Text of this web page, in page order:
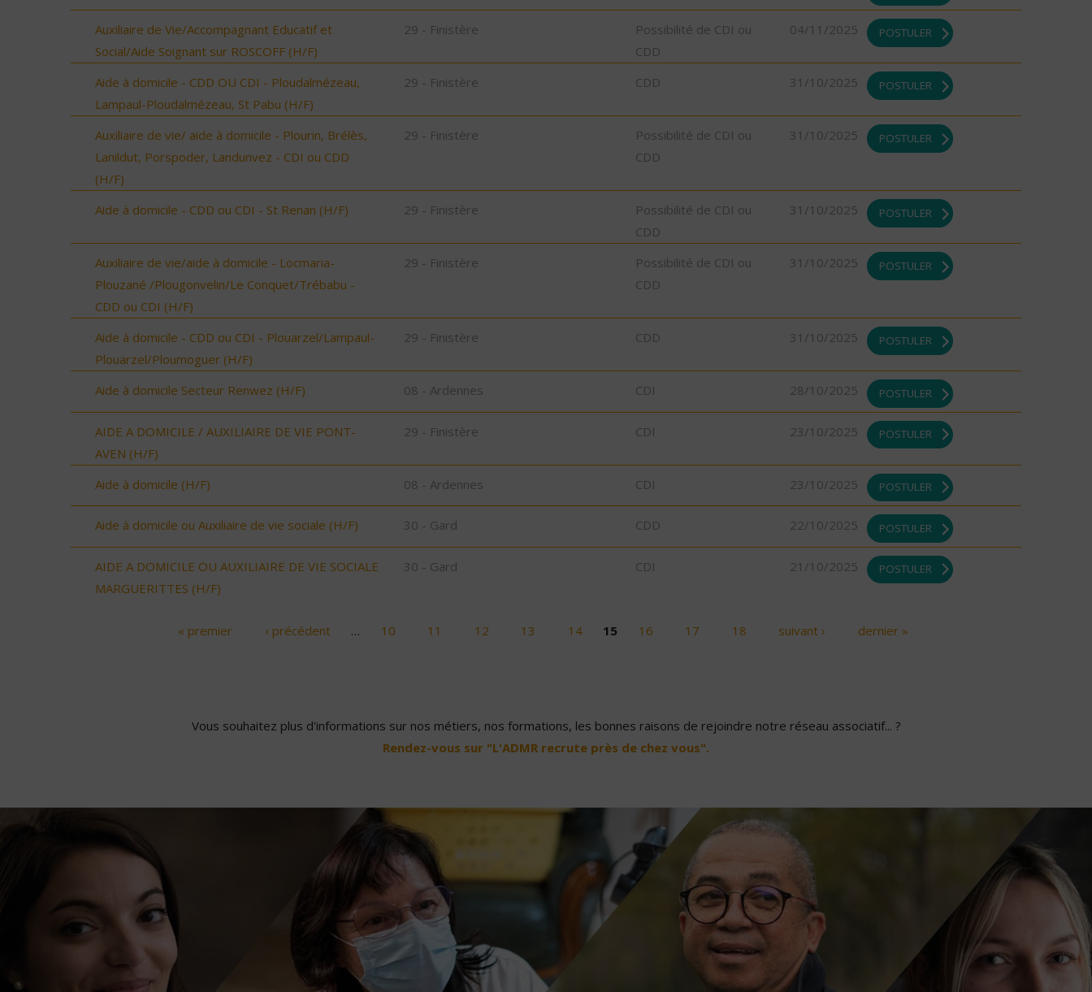
Auxiliaire de Vie/Accompagnant Educatif et
Social/Aide Soignant sur ROSCOFF (H/F)
29 - Finistère
Possibilité de CDI ou
CDD
04/11/2025 POSTULER
Aide à domicile - CDD OU CDI - Ploudalmézeau,
Lampaul-Ploudalmézeau, St Pabu (H/F)
29 - Finistère CDD 31/10/2025 POSTULER
Auxiliaire de vie/ aide à domicile - Plourin, Brélès,
Lanildut, Porspoder, Landunvez - CDI ou CDD
(H/F)
29 - Finistère
Possibilité de CDI ou
CDD
31/10/2025 POSTULER
Aide à domicile - CDD ou CDI - St Renan (H/F) 29 - Finistère
Possibilité de CDI ou
CDD
31/10/2025 POSTULER
Auxiliaire de vie/aide à domicile - Locmaria-
Plouzané /Plougonvelin/Le Conquet/Trébabu -
CDD ou CDI (H/F)
29 - Finistère
Possibilité de CDI ou
CDD
31/10/2025 POSTULER
Aide à domicile - CDD ou CDI - Plouarzel/Lampaul-
Plouarzel/Ploumoguer (H/F)
29 - Finistère CDD 31/10/2025 POSTULER
Aide à domicile Secteur Renwez (H/F) 08 - Ardennes CDI 28/10/2025 POSTULER
AIDE A DOMICILE / AUXILIAIRE DE VIE PONT-
AVEN (H/F)
29 - Finistère CDI 23/10/2025 POSTULER
Aide à domicile (H/F) 08 - Ardennes CDI 23/10/2025 POSTULER
Aide à domicile ou Auxiliaire de vie sociale (H/F) 30 - Gard CDD 22/10/2025 POSTULER
AIDE A DOMICILE OU AUXILIAIRE DE VIE SOCIALE
MARGUERITTES (H/F)
30 - Gard CDI 21/10/2025 POSTULER
« premier ‹ précédent … 10 11 12 13 14 15 16 17 18 suivant › dernier »
Vous souhaitez plus d'informations sur nos métiers, nos formations, les bonnes raisons de rejoindre notre réseau associatif... ?
Rendez-vous sur "L'ADMR recrute près de chez vous".